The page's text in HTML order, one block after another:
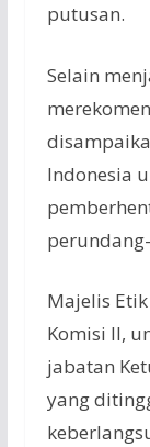
putusan.
Selain
Indonesia
Majelis
Komisi II,
jabatan
yang